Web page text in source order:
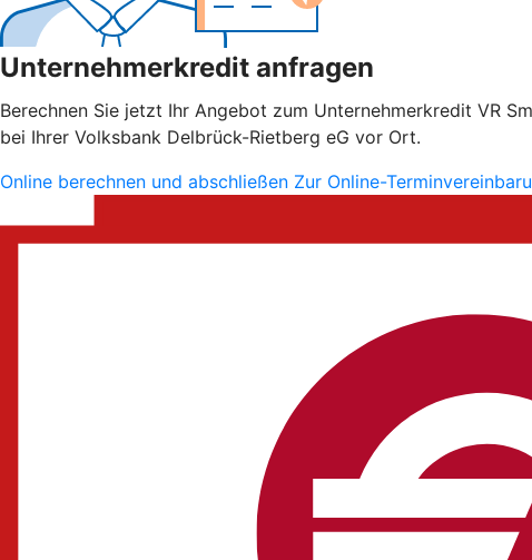
Unternehmerkredit anfragen
Berechnen Sie jetzt Ihr Angebot zum Unternehmerkredit VR
bei Ihrer Volksbank Delbrück-Rietberg eG vor Ort.
Online berechnen und abschließen Zur Online-